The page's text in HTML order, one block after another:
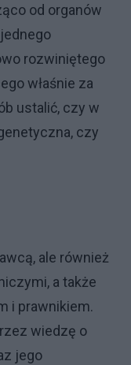
od organów
rozwiniętego
właśnie za
ustalić, czy w
czy
ale również
a także
i prawnikiem.
wiedzę o
jego